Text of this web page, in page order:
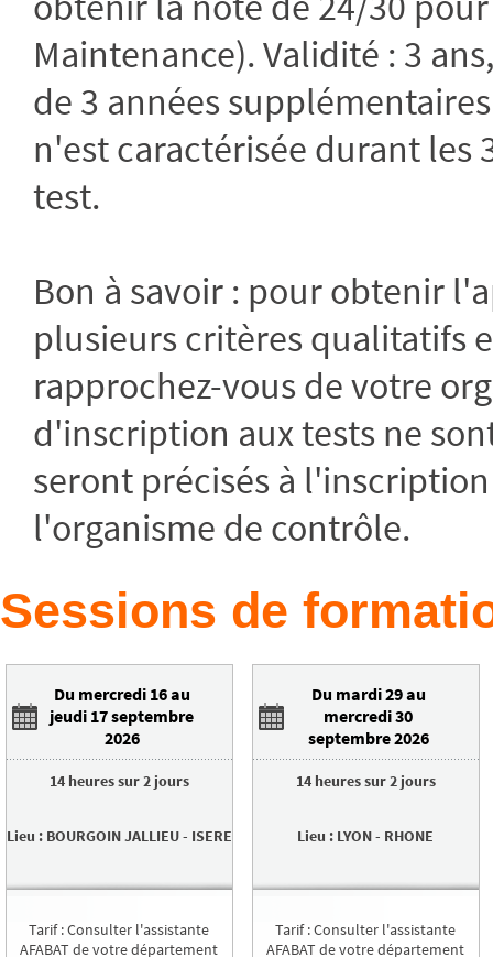
Maintenance). Validité : 3
de 3 années
n'est caractérisée durant les
test.
Bon à savoir : pour obtenir
plusieurs critères qualitatifs
rapprochez-vous de votre
d'inscription aux tests ne
seront précisés à
l'organisme de contrôle.
Sessions de
Du mercredi 16 au
jeudi 17 septembre
2026
14 heuressur2 jours
Lieu : BOURGOIN JALLIEU- ISERE
Tarif:Consulter l'assistante
AFABAT de votre département
Du mardi 29 au
mercredi 30
septembre 2026
14 heuressur2 jours
Lieu : LYON- RHONE
Tarif:Consulter l'assistante
AFABAT de votre département